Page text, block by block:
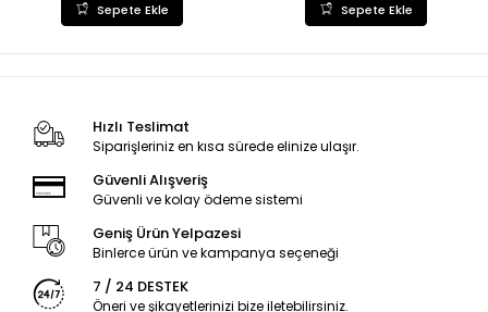
Sepete Ekle Sepete Ekle
Hızlı Teslimat
Siparişleriniz en kısa sürede elinize ulaşır.
Güvenli Alışveriş
Güvenli ve kolay ödeme sistemi
Geniş Ürün Yelpazesi
Binlerce ürün ve kampanya seçeneği
7 / 24 DESTEK
Öneri ve şikayetlerinizi bize iletebilirsiniz.